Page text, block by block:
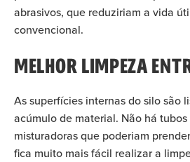
abrasivos, que reduziriam a vida
convencional.
MELHOR LIMPEZA
As superfícies internas do silo são
acúmulo de material. Não há
misturadoras que poderiam
fica muito mais fácil realizar a